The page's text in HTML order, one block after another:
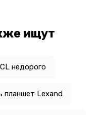
ищут
недорого
планшет Lexand